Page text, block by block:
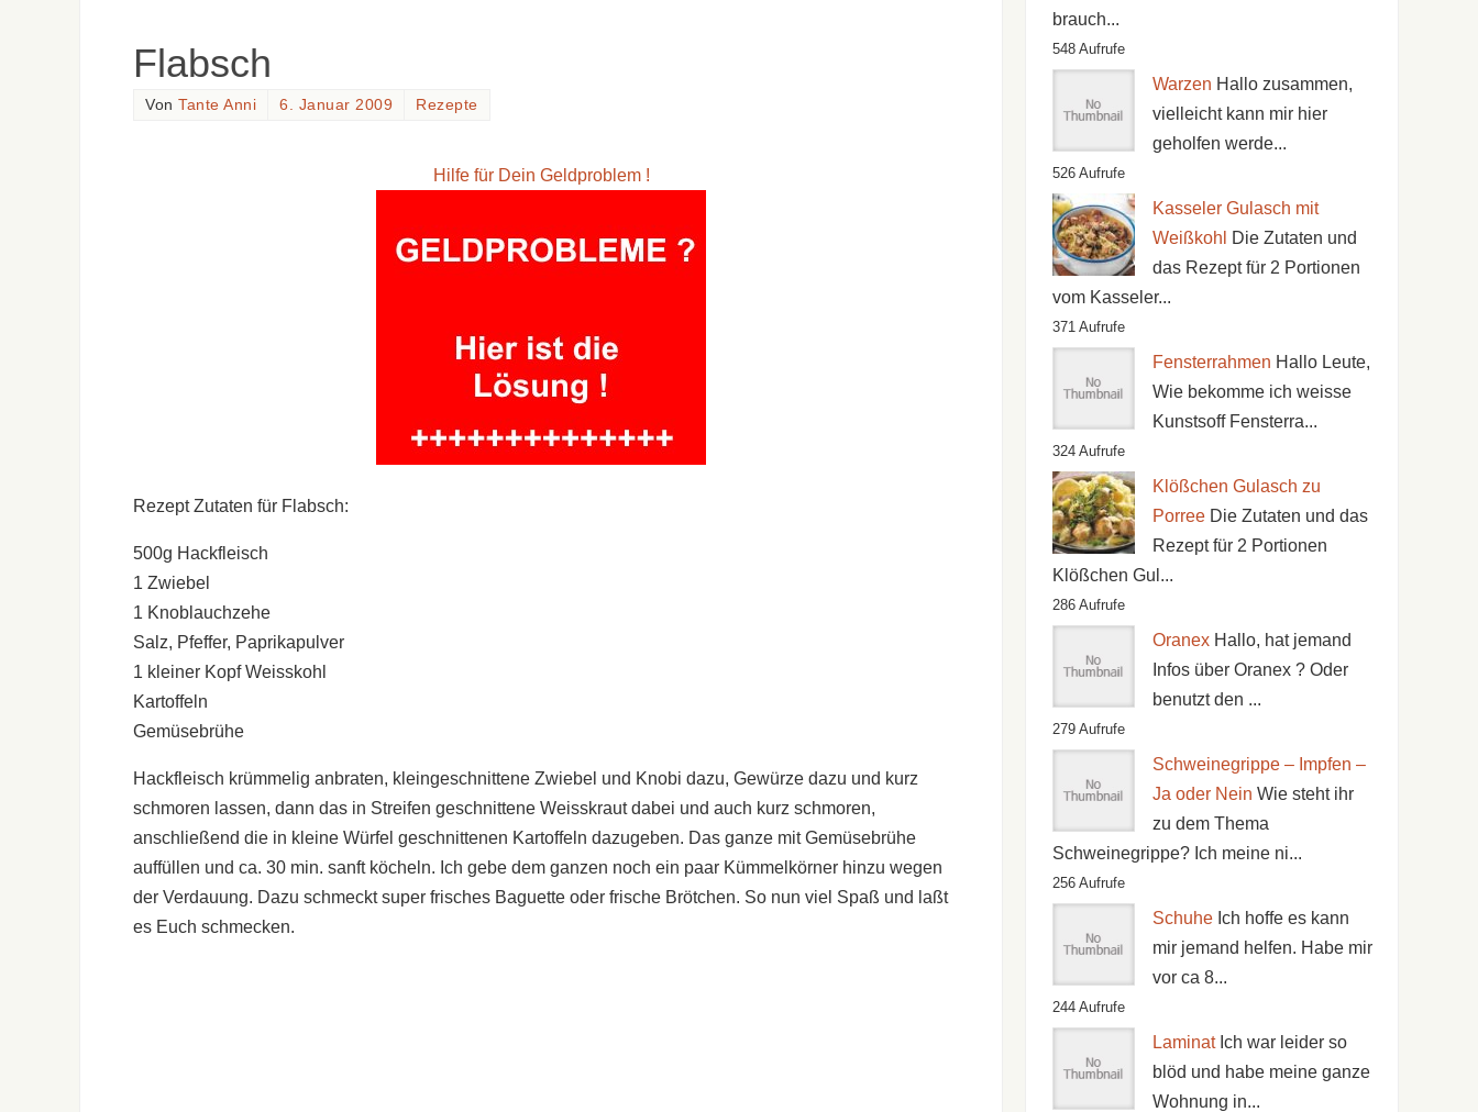
Flabsch
Von Tante Anni 6. Januar 2009 Rezepte
Hilfe für Dein Geldproblem !
Rezept Zutaten für Flabsch:
500g Hackfleisch
1 Zwiebel
1 Knoblauchzehe
Salz, Pfeffer, Paprikapulver
1 kleiner Kopf Weisskohl
Kartoffeln
Gemüsebrühe
Hackfleisch krümmelig anbraten, kleingeschnittene Zwiebel und Knobi dazu, Gewürze dazu und kurz
schmoren lassen, dann das in Streifen geschnittene Weisskraut dabei und auch kurz schmoren,
anschließend die in kleine Würfel geschnittenen Kartoffeln dazugeben. Das ganze mit Gemüsebrühe
auffüllen und ca. 30 min. sanft köcheln. Ich gebe dem ganzen noch ein paar Kümmelkörner hinzu wegen
der Verdauung. Dazu schmeckt super frisches Baguette oder frische Brötchen. So nun viel Spaß und laßt
es Euch schmecken.
brauch...
548 Aufrufe
Warzen Hallo zusammen,
vielleicht kann mir hier
geholfen werde...
526 Aufrufe
Kasseler Gulasch mit
Weißkohl
Die Zutaten und
das Rezept für 2 Portionen
vom Kasseler...
371 Aufrufe
Fensterrahmen Hallo Leute,
Wie bekomme ich weisse
Kunstsoff Fensterra...
324 Aufrufe
Klößchen Gulasch zu
Porree Die Zutaten und das
Rezept für 2 Portionen
Klößchen Gul...
286 Aufrufe
Oranex Hallo, hat jemand
Infos über Oranex ? Oder
benutzt den ...
279 Aufrufe
Schweinegrippe – Impfen –
Ja oder Nein Wie steht ihr
zu dem Thema
Schweinegrippe? Ich meine ni...
256 Aufrufe
Schuhe Ich hoffe es kann
mir jemand helfen. Habe mir
vor ca 8...
244 Aufrufe
Laminat Ich war leider so
blöd und habe meine ganze
Wohnung in...